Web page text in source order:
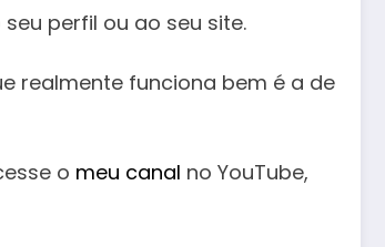
perfil ou ao seu site.
realmente funciona bem é a de
o meu canal no YouTube,